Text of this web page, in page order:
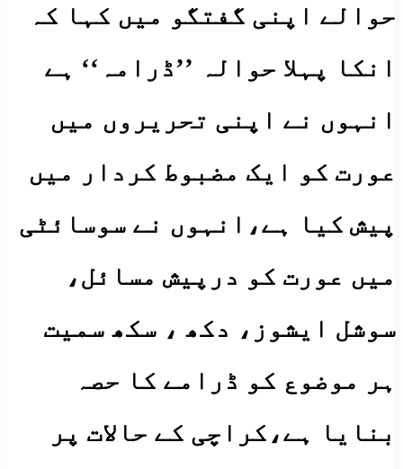
حوالے اپنی گفتگو میں کہا کہ
انکا پہلا حوالہ ’’ڈرامہ‘‘ ہے
انہوں نے اپنی تحریروں میں
عورت کو ایک مضبوط کردار میں
پیش کیا ہے،انہوں نے سوسائٹی
میں عورت کو درپیش مسائل،
سوشل ایشوز، دکھ ، سکھ سمیت
ہر موضوع کو ڈرامے کا حصہ
بنایا ہے،کراچی کے حالات پر